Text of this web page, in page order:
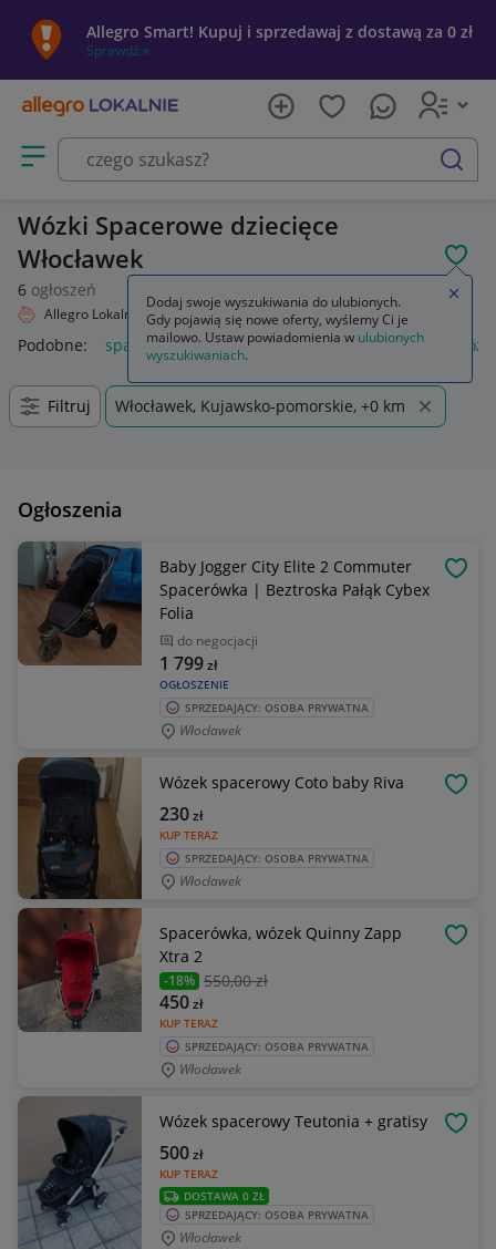
Allegro Smart! Kupuj i sprzedawaj z dostawą za 0 zł
Sprawdź »
Otwórz menu z kategoriami
szukaj
Wózki Spacerowe dziecięce
Włocławek
6 ogłoszeń
Allegro Lokalnie Dziecko Wózki Spacerowe
Podobne: spacerowe wkładka do wózka spacerowego
Filtruj Włocławek, Kujawsko-pomorskie, +0 km
Ogłoszenia
Baby Jogger City Elite 2 Commuter
Spacerówka | Beztroska Pałąk Cybex
Folia
do negocjacji
OGŁOSZENIE
1 799zł
SPRZEDAJĄCY: OSOBA PRYWATNA
Włocławek
Wózek spacerowy Coto baby Riva
KUP TERAZ
230zł
SPRZEDAJĄCY: OSOBA PRYWATNA
Włocławek
Spacerówka, wózek Quinny Zapp
Xtra 2
-18% 550,00 zł
KUP TERAZ
450zł
SPRZEDAJĄCY: OSOBA PRYWATNA
Włocławek
Wózek spacerowy Teutonia + gratisy
KUP TERAZ
500zł
DOSTAWA 0 ZŁ
SPRZEDAJĄCY: OSOBA PRYWATNA
Włocławek
Dodaj swoje wyszukiwania do ulubionych.
Gdy pojawią się nowe oferty, wyślemy Ci je
mailowo. Ustaw powiadomienia w ulubionych
wyszukiwaniach.